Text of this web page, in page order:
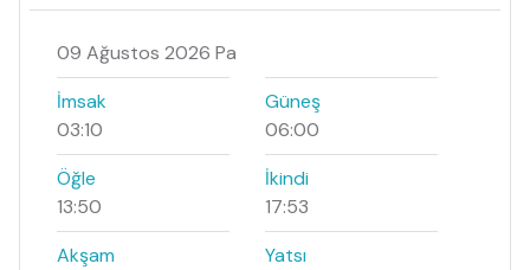
09 Ağustos 2026 Pa
İmsak
03:10
Güneş
06:00
Öğle
13:50
İkindi
17:53
Akşam
Yatsı